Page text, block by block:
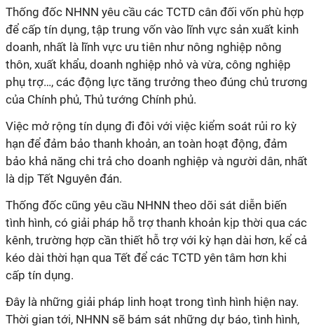
Thống đốc NHNN yêu cầu các TCTD cân đối vốn phù hợp
để cấp tín dụng, tập trung vốn vào lĩnh vực sản xuất kinh
doanh, nhất là lĩnh vực ưu tiên như nông nghiệp nông
thôn, xuất khẩu, doanh nghiệp nhỏ và vừa, công nghiệp
phụ trợ…, các động lực tăng trưởng theo đúng chủ trương
của Chính phủ, Thủ tướng Chính phủ.
Việc mở rộng tín dụng đi đôi với việc kiểm soát rủi ro kỳ
hạn để đảm bảo thanh khoản, an toàn hoạt động, đảm
bảo khả năng chi trả cho doanh nghiệp và người dân, nhất
là dịp Tết Nguyên đán.
Thống đốc cũng yêu cầu NHNN theo dõi sát diễn biến
tình hình, có giải pháp hỗ trợ thanh khoản kịp thời qua các
kênh, trường hợp cần thiết hỗ trợ với kỳ hạn dài hơn, kể cả
kéo dài thời hạn qua Tết để các TCTD yên tâm hơn khi
cấp tín dụng.
Đây là những giải pháp linh hoạt trong tình hình hiện nay.
Thời gian tới, NHNN sẽ bám sát những dự báo, tình hình,